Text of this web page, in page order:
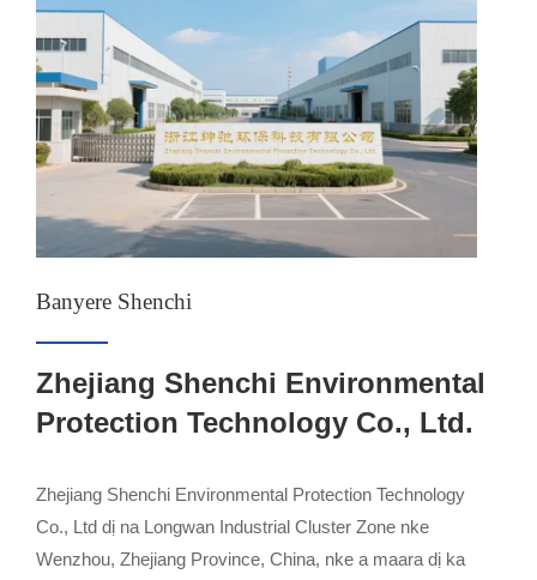
Banyere Shenchi
Zhejiang Shenchi Environmental
Protection Technology Co., Ltd.
Zhejiang Shenchi Environmental Protection Technology
Co., Ltd dị na Longwan Industrial Cluster Zone nke
Wenzhou, Zhejiang Province, China, nke a maara dị ka